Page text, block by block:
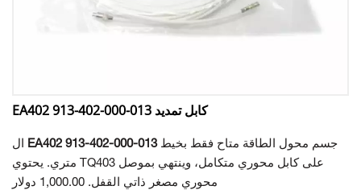
EA402 913-402-000-013 كابل تمديد
EA402 913-402-000-013 جسم محول الطاقة متاح فقط بخيط
متري. يحتوي TQ403 على كابل محوري متكامل، وينتهي بموصل
محوري مصغر ذاتي القفل. 1,000.00 دولار